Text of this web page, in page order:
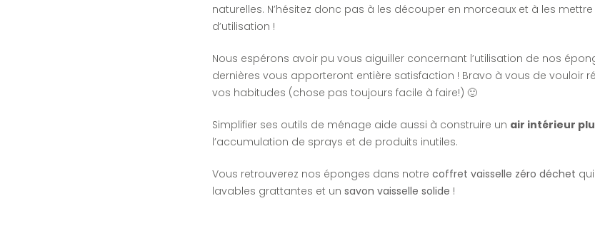
naturelles. N’hésitez donc pas à les découper en morceaux et à les
d’utilisation !
Nous espérons avoir pu vous aiguiller concernant l’utilisation de nos
dernières vous apporteront entière satisfaction ! Bravo à vous de vouloir
vos habitudes (chose pas toujours facile à faire!) 🙂
Simplifier ses outils de ménage aide aussi à construire un air intérieur
l’accumulation de sprays et de produits inutiles.
Vous retrouverez nos éponges dans notre coffret vaisselle zéro déchet
lavables grattantes et un savon vaisselle solide !